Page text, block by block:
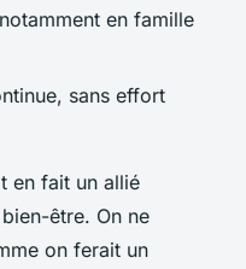
en famille
sans effort
en fait un allié
être. On ne
on ferait un